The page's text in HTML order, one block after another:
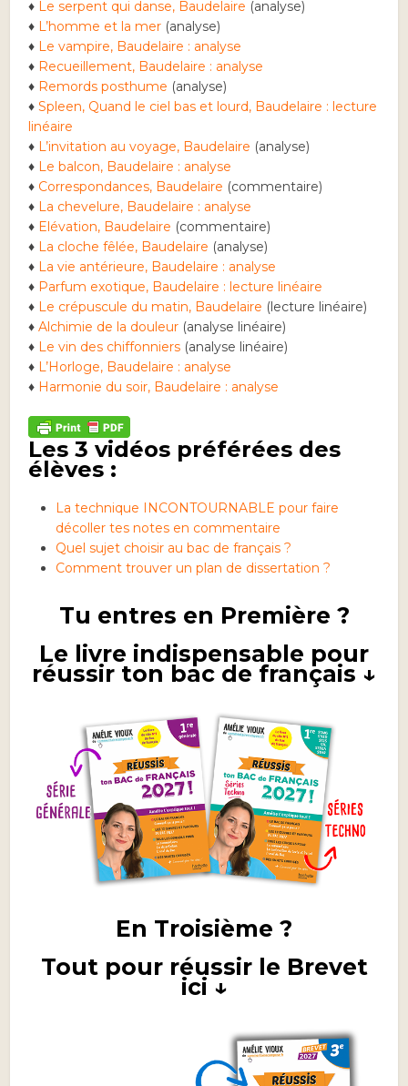
♦ Le serpent qui danse, Baudelaire (analyse)
♦ L’homme et la mer (analyse)
♦ Le vampire, Baudelaire : analyse
♦ Recueillement, Baudelaire : analyse
♦ Remords posthume (analyse)
♦Spleen, Quand le ciel bas et lourd, Baudelaire : lecture
linéaire
♦ L’invitation au voyage, Baudelaire (analyse)
♦ Le balcon, Baudelaire : analyse
♦ Correspondances, Baudelaire (commentaire)
♦ La chevelure, Baudelaire : analyse
♦ Elévation, Baudelaire (commentaire)
♦ La cloche fêlée, Baudelaire (analyse)
♦ La vie antérieure, Baudelaire : analyse
♦ Parfum exotique, Baudelaire : lecture linéaire
♦ Le crépuscule du matin, Baudelaire (lecture linéaire)
♦Alchimie de la douleur (analyse linéaire)
♦ Le vin des chiffonniers (analyse linéaire)
♦ L’Horloge, Baudelaire : analyse
♦ Harmonie du soir, Baudelaire : analyse
Les 3 vidéos préférées des
élèves :
La technique INCONTOURNABLE pour faire
décoller tes notes en commentaire
Quel sujet choisir au bac de français ?
Comment trouver un plan de dissertation ?
Tu entres en Première ?
Le livre indispensable pour
réussir ton bac de français ↓
En Troisième ?
Tout pour réussir le Brevet
ici ↓